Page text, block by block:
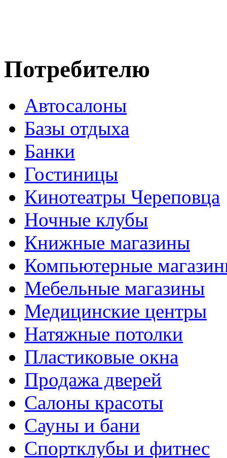
Потребителю
Автосалоны
Базы отдыха
Банки
Гостиницы
Кинотеатры Череповца
Ночные клубы
Книжные магазины
Компьютерные
Мебельные магазины
Медицинские центры
Натяжные потолки
Пластиковые окна
Продажа дверей
Салоны красоты
Сауны и бани
Спортклубы и фитнес